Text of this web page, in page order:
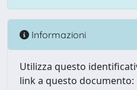
Informazioni
Utilizza questo
link a questo documento: